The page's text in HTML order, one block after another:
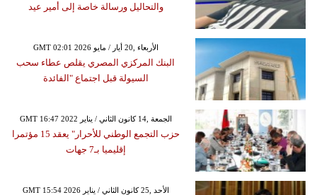
والتحاليل ورسالة خاصة إلى أمير عيد
GMT 02:01 2026 الأربعاء ,20 أيار / مايو
البنك المركزي المصري يقلص عطاء سحب
السيولة قبل اجتماع "الفائدة
GMT 16:47 2022 الجمعة ,14 كانون الثاني / يناير
حزب التجمع الوطني للأحرار" يعقد 15 مؤتمرا
إقليميا بـ7 جهات
GMT 15:54 2026 الأحد ,25 كانون الثاني / يناير